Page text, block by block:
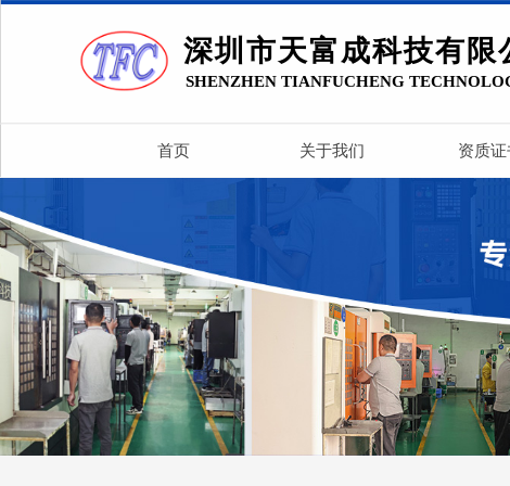
深圳市天富成科技有限
SHENZHEN TIANFUCHENG
首页 关于我们 资质证